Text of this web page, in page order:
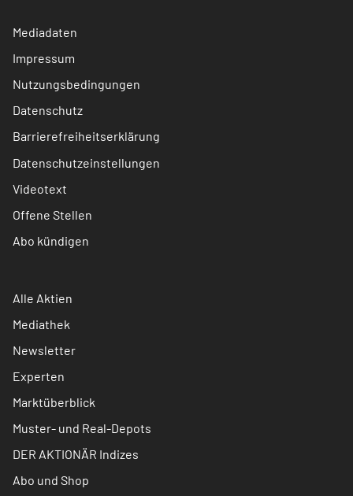
Mediadaten
Impressum
Nutzungsbedingungen
Datenschutz
Barrierefreiheitserklärung
Datenschutzeinstellungen
Videotext
Offene Stellen
Abo kündigen
Alle Aktien
Mediathek
Newsletter
Experten
Marktüberblick
Muster- und Real-Depots
DER AKTIONÄR Indizes
Abo und Shop